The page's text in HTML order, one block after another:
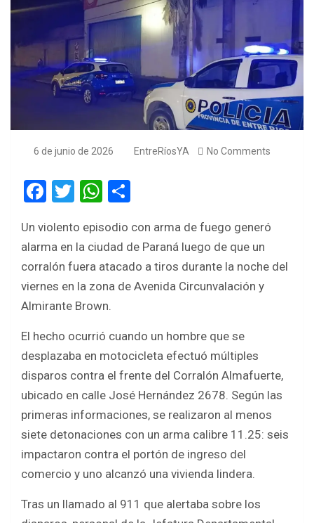
6 de junio de 2026 EntreRíosYA No Comments
F
ce
b
o
o
k
T
tt
er
W
at
s
A
p
p
ar
e
Un violento episodio con arma de fuego generó
alarma en la ciudad de Paraná luego de que un
corralón fuera atacado a tiros durante la noche del
viernes en la zona de Avenida Circunvalación y
Almirante Brown.
El hecho ocurrió cuando un hombre que se
desplazaba en motocicleta efectuó múltiples
disparos contra el frente del Corralón Almafuerte,
ubicado en calle José Hernández 2678. Según las
primeras informaciones, se realizaron al menos
siete detonaciones con un arma calibre 11.25: seis
impactaron contra el portón de ingreso del
comercio y uno alcanzó una vivienda lindera.
Tras un llamado al 911 que alertaba sobre los